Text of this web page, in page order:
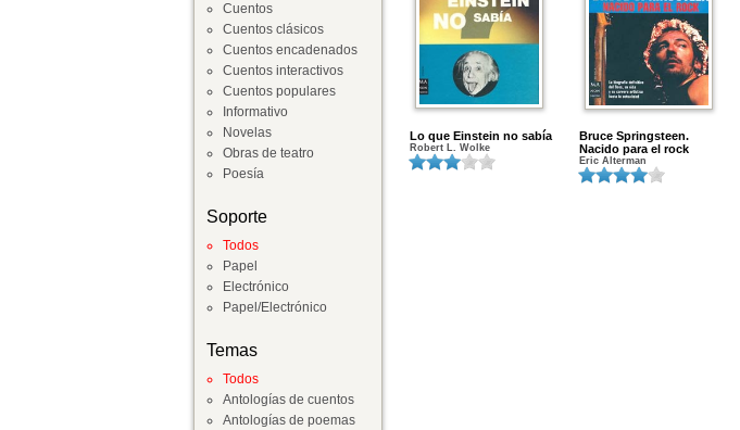
Cuentos
Cuentos clásicos
Cuentos encadenados
Cuentos interactivos
Cuentos populares
Informativo
Novelas
Obras de teatro
Poesía
Soporte
Todos
Papel
Electrónico
Papel/Electrónico
Temas
Todos
Antologías de cuentos
Antologías de poemas
Lo que Einstein no sabía
Robert L. Wolke
Bruce Springsteen.
Nacido para el rock
Eric Alterman